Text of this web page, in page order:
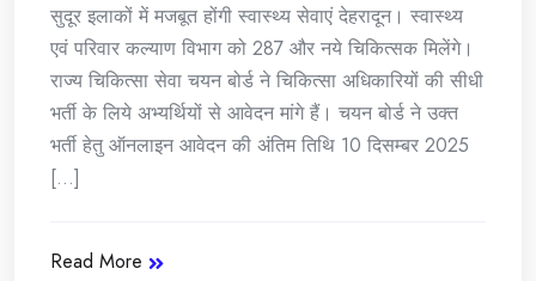
सुदूर इलाकों में मजबूत होंगी स्वास्थ्य सेवाएं देहरादून। स्वास्थ्य
एवं परिवार कल्याण विभाग को 287 और नये चिकित्सक मिलेंगे।
राज्य चिकित्सा सेवा चयन बोर्ड ने चिकित्सा अधिकारियों की सीधी
भर्ती के लिये अभ्यर्थियों से आवेदन मांगे हैं। चयन बोर्ड ने उक्त
भर्ती हेतु ऑनलाइन आवेदन की अंतिम तिथि 10 दिसम्बर 2025
[...]
Read More